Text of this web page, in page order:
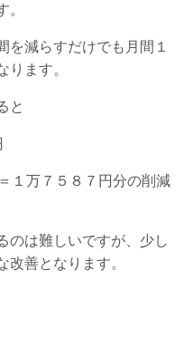
。
を減らすだけでも月間１
ります。
と
１万７５８７円分の削減
のは難しいですが、少し
善となります。